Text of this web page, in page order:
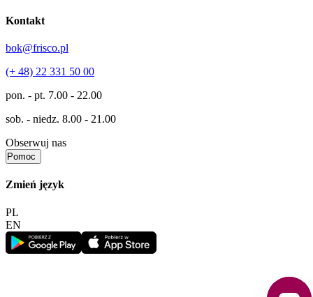
Kontakt
bok@frisco.pl
(+ 48) 22 331 50 00
pon. - pt. 7.00 - 22.00
sob. - niedz. 8.00 - 21.00
Obserwuj nas
Pomoc
Zmień język
PL
EN